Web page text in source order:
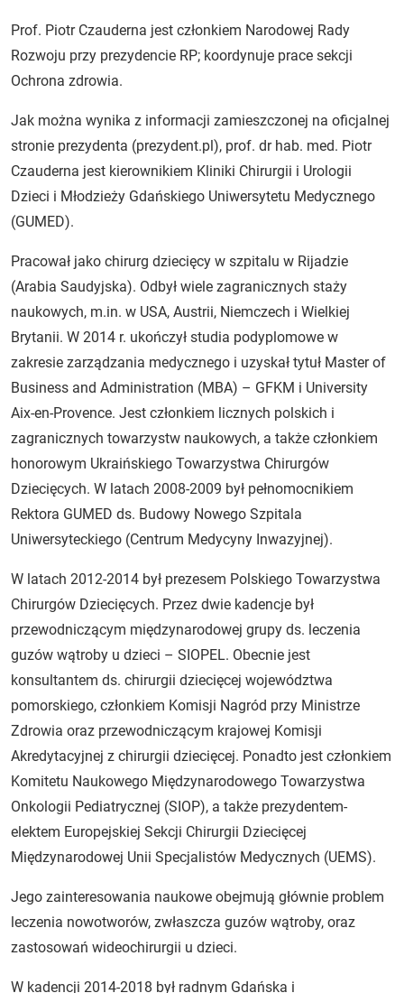
Prof. Piotr Czauderna jest członkiem Narodowej Rady
Rozwoju przy prezydencie RP; koordynuje prace sekcji
Ochrona zdrowia.
Jak można wynika z informacji zamieszczonej na oficjalnej
stronie prezydenta (prezydent.pl), prof. dr hab. med. Piotr
Czauderna jest kierownikiem Kliniki Chirurgii i Urologii
Dzieci i Młodzieży Gdańskiego Uniwersytetu Medycznego
(GUMED).
Pracował jako chirurg dziecięcy w szpitalu w Rijadzie
(Arabia Saudyjska). Odbył wiele zagranicznych staży
naukowych, m.in. w USA, Austrii, Niemczech i Wielkiej
Brytanii. W 2014 r. ukończył studia podyplomowe w
zakresie zarządzania medycznego i uzyskał tytuł Master of
Business and Administration (MBA) – GFKM i University
Aix-en-Provence. Jest członkiem licznych polskich i
zagranicznych towarzystw naukowych, a także członkiem
honorowym Ukraińskiego Towarzystwa Chirurgów
Dziecięcych. W latach 2008-2009 był pełnomocnikiem
Rektora GUMED ds. Budowy Nowego Szpitala
Uniwersyteckiego (Centrum Medycyny Inwazyjnej).
W latach 2012-2014 był prezesem Polskiego Towarzystwa
Chirurgów Dziecięcych. Przez dwie kadencje był
przewodniczącym międzynarodowej grupy ds. leczenia
guzów wątroby u dzieci – SIOPEL. Obecnie jest
konsultantem ds. chirurgii dziecięcej województwa
pomorskiego, członkiem Komisji Nagród przy Ministrze
Zdrowia oraz przewodniczącym krajowej Komisji
Akredytacyjnej z chirurgii dziecięcej. Ponadto jest członkiem
Komitetu Naukowego Międzynarodowego Towarzystwa
Onkologii Pediatrycznej (SIOP), a także prezydentem-
elektem Europejskiej Sekcji Chirurgii Dziecięcej
Międzynarodowej Unii Specjalistów Medycznych (UEMS).
Jego zainteresowania naukowe obejmują głównie problem
leczenia nowotworów, zwłaszcza guzów wątroby, oraz
zastosowań wideochirurgii u dzieci.
W kadencji 2014-2018 był radnym Gdańska i